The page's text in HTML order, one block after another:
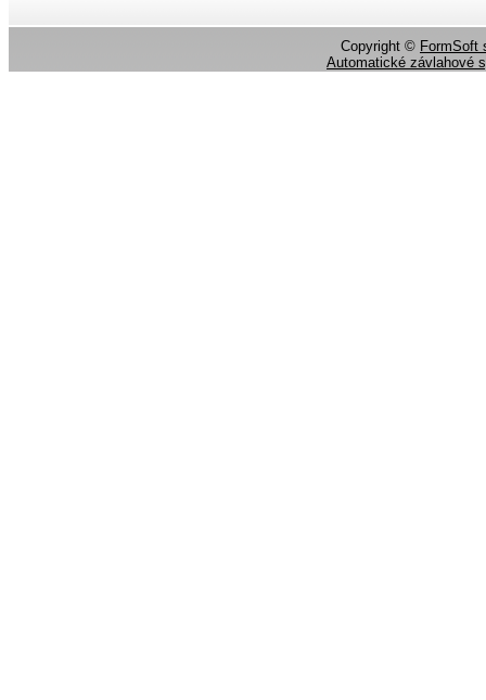
Copyright © FormSoft
Automatické závlahové